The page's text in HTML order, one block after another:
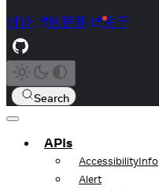
讨论 热更新 关于
Search
APIs
AccessibilityInfo
Alert